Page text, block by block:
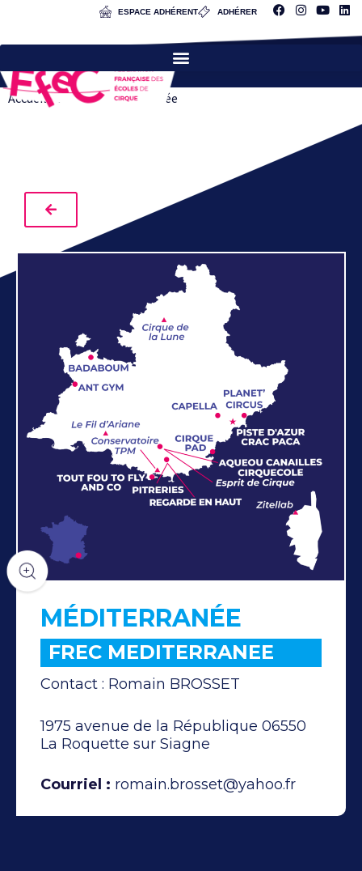
ESPACE ADHÉRENT ADHÉRER
Accueil»FRECS»Méditerranée
MÉDITERRANÉE
FREC MEDITERRANEE
Contact : Romain BROSSET
1975 avenue de la République 06550
La Roquette sur Siagne
Courriel : romain.brosset@yahoo.fr